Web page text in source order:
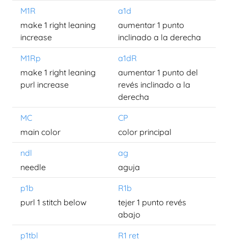
M1R
a1d
make 1 right leaning
increase
aumentar 1 punto
inclinado a la derecha
M1Rp
a1dR
make 1 right leaning
purl increase
aumentar 1 punto del
revés inclinado a la
derecha
MC
CP
main color
color principal
ndl
ag
needle
aguja
p1b
R1b
purl 1 stitch below
tejer 1 punto revés
abajo
p1tbl
R1 ret